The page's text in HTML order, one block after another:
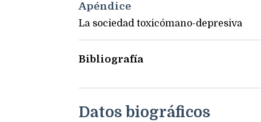
Apéndice
La sociedad toxicómano-depresiva
Bibliografía
Datos biográficos